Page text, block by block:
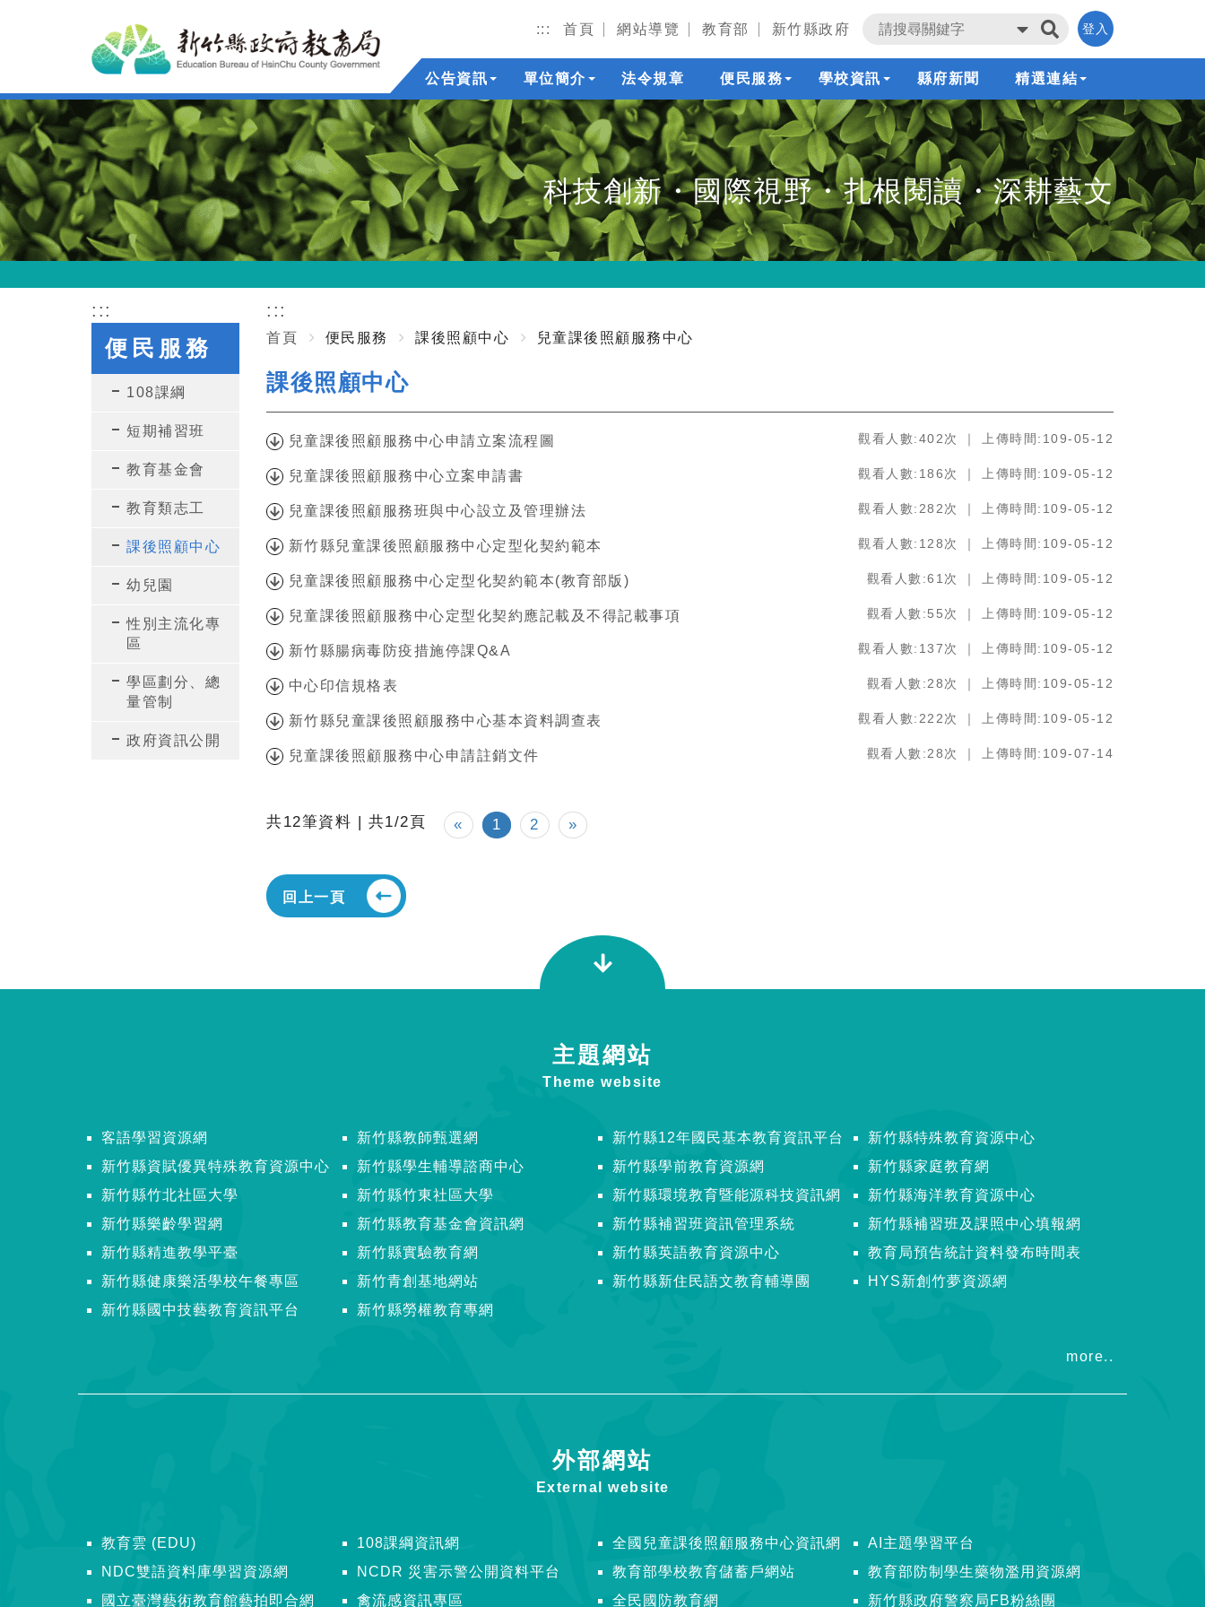
要
內
容
區
塊
::: 首頁 網站導覽 教育部 新竹縣政府 登入
公告資訊 單位簡介 法令規章 便民服務 學校資訊 縣府新聞 精選連結
科技創新・國際視野・扎根閱讀・深耕藝文
:::
便民服務
108課綱
短期補習班
教育基金會
教育類志工
課後照顧中心
幼兒園
性別主流化專
區
學區劃分、總
量管制
政府資訊公開
:::
首頁 便民服務 課後照顧中心 兒童課後照顧服務中心
課後照顧中心
兒童課後照顧服務中心申請立案流程圖 觀看人數:402次 ｜ 上傳時間:109-05-12
兒童課後照顧服務中心立案申請書 觀看人數:186次 ｜ 上傳時間:109-05-12
兒童課後照顧服務班與中心設立及管理辦法 觀看人數:282次 ｜ 上傳時間:109-05-12
新竹縣兒童課後照顧服務中心定型化契約範本 觀看人數:128次 ｜ 上傳時間:109-05-12
兒童課後照顧服務中心定型化契約範本(教育部版) 觀看人數:61次 ｜ 上傳時間:109-05-12
兒童課後照顧服務中心定型化契約應記載及不得記載事項 觀看人數:55次 ｜ 上傳時間:109-05-12
新竹縣腸病毒防疫措施停課Q&A 觀看人數:137次 ｜ 上傳時間:109-05-12
中心印信規格表 觀看人數:28次 ｜ 上傳時間:109-05-12
新竹縣兒童課後照顧服務中心基本資料調查表 觀看人數:222次 ｜ 上傳時間:109-05-12
兒童課後照顧服務中心申請註銷文件 觀看人數:28次 ｜ 上傳時間:109-07-14
共12筆資料 | 共1/2頁 « 1 2 »
回上一頁
主題網站
Theme website
客語學習資源網 新竹縣教師甄選網 新竹縣12年國民基本教育資訊平台
新竹縣特殊教育資源中心
新竹縣資賦優異特殊教育資源中心
新竹縣學生輔導諮商中心 新竹縣學前教育資源網
新竹縣家庭教育網
新竹縣竹北社區大學
新竹縣竹東社區大學 新竹縣環境教育暨能源科技資訊網
新竹縣海洋教育資源中心
新竹縣樂齡學習網
新竹縣教育基金會資訊網 新竹縣補習班資訊管理系統
新竹縣補習班及課照中心填報網
新竹縣精進教學平臺
新竹縣實驗教育網 新竹縣英語教育資源中心
教育局預告統計資料發布時間表
新竹縣健康樂活學校午餐專區
新竹青創基地網站 新竹縣新住民語文教育輔導團
HYS新創竹夢資源網
新竹縣國中技藝教育資訊平台
新竹縣勞權教育專網
more..
外部網站
External website
教育雲 (EDU) 108課綱資訊網 全國兒童課後照顧服務中心資訊網
AI主題學習平台
NDC雙語資料庫學習資源網
NCDR 災害示警公開資料平台 教育部學校教育儲蓄戶網站
教育部防制學生藥物濫用資源網
國立臺灣藝術教育館藝拍即合網
禽流感資訊專區 全民國防教育網 新竹縣政府警察局FB粉絲團